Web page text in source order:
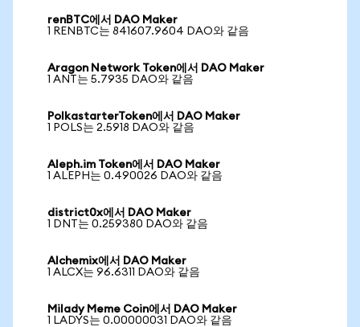
renBTC에서 DAO Maker
1 RENBTC는 841607.9604 DAO와 같음
Aragon Network Token에서 DAO Maker
1 ANT는 5.7935 DAO와 같음
PolkastarterToken에서 DAO Maker
1 POLS는 2.5918 DAO와 같음
Aleph.im Token에서 DAO Maker
1 ALEPH는 0.490026 DAO와 같음
district0x에서 DAO Maker
1 DNT는 0.259380 DAO와 같음
Alchemix에서 DAO Maker
1 ALCX는 96.6311 DAO와 같음
Milady Meme Coin에서 DAO Maker
1 LADYS는 0.00000031 DAO와 같음